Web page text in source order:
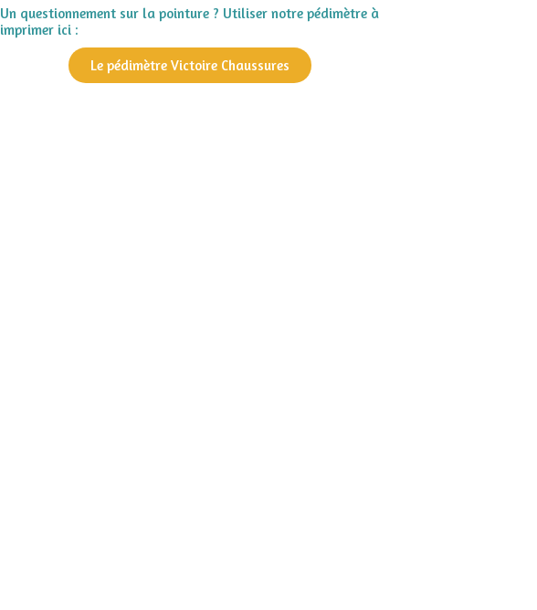
Un questionnement sur la pointure ? Utiliser notre pédimètre à
imprimer ici :
Le pédimètre Victoire Chaussures